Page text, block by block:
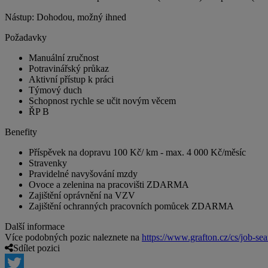
Nástup: Dohodou, možný ihned
Požadavky
Manuální zručnost
Potravinářský průkaz
Aktivní přístup k práci
Týmový duch
Schopnost rychle se učit novým věcem
ŘP B
Benefity
Příspěvek na dopravu 100 Kč/ km - max. 4 000 Kč/měsíc
Stravenky
Pravidelné navyšování mzdy
Ovoce a zelenina na pracovišti ZDARMA
Zajištění oprávnění na VZV
Zajištění ochranných pracovních pomůcek ZDARMA
Další informace
Více podobných pozic naleznete na https://www.grafton.cz/cs/job-
Sdílet pozici